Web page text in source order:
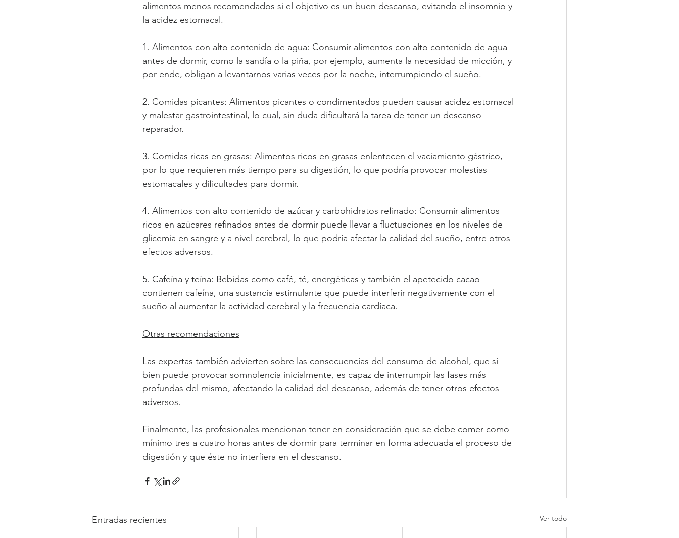
alimentos menos recomendados si el objetivo es un buen descanso, evitando el insomnio y
la acidez estomacal.
1. Alimentos con alto contenido de agua: Consumir alimentos con alto contenido de agua
antes de dormir, como la sandía o la piña, por ejemplo, aumenta la necesidad de micción, y
por ende, obligan a levantarnos varias veces por la noche, interrumpiendo el sueño.
2. Comidas picantes: Alimentos picantes o condimentados pueden causar acidez estomacal
y malestar gastrointestinal, lo cual, sin duda dificultará la tarea de tener un descanso
reparador.
3. Comidas ricas en grasas: Alimentos ricos en grasas enlentecen el vaciamiento gástrico,
por lo que requieren más tiempo para su digestión, lo que podría provocar molestias
estomacales y dificultades para dormir.
4. Alimentos con alto contenido de azúcar y carbohidratos refinado: Consumir alimentos
ricos en azúcares refinados antes de dormir puede llevar a fluctuaciones en los niveles de
glicemia en sangre y a nivel cerebral, lo que podría afectar la calidad del sueño, entre otros
efectos adversos.
5. Cafeína y teína: Bebidas como café, té, energéticas y también el apetecido cacao
contienen cafeína, una sustancia estimulante que puede interferir negativamente con el
sueño al aumentar la actividad cerebral y la frecuencia cardíaca.
Otras recomendaciones
Las expertas también advierten sobre las consecuencias del consumo de alcohol, que si
bien puede provocar somnolencia inicialmente, es capaz de interrumpir las fases más
profundas del mismo, afectando la calidad del descanso, además de tener otros efectos
adversos.
Finalmente, las profesionales mencionan tener en consideración que se debe comer como
mínimo tres a cuatro horas antes de dormir para terminar en forma adecuada el proceso de
digestión y que éste no interfiera en el descanso.
Entradas recientes Ver todo